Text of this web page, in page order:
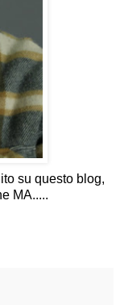
su questo blog,
MA.....